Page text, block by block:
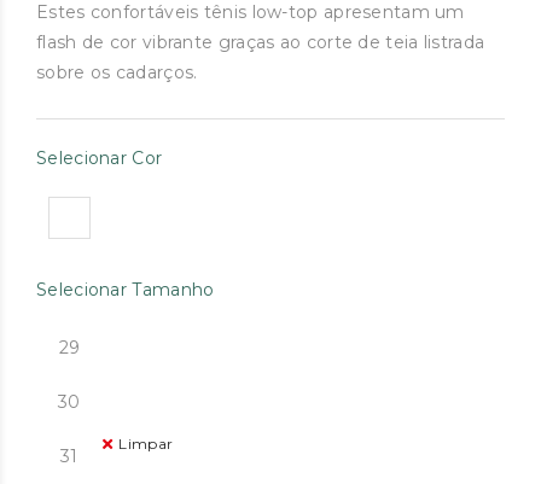
Estes confortáveis tênis low-top apresentam um
flash de cor vibrante graças ao corte de teia listrada
sobre os cadarços.
Selecionar Cor
Selecionar Tamanho
29
30
31
Limpar